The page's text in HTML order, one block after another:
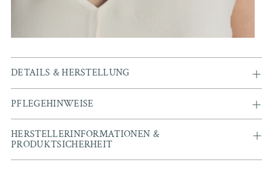
DETAILS & HERSTELLUNG
PFLEGEHINWEISE
HERSTELLERINFORMATIONEN &
PRODUKTSICHERHEIT